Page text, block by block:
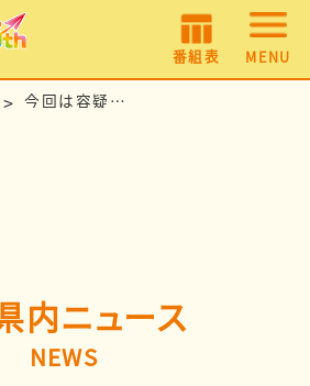
番組表 MENU
今回は容疑否認 「中学生の義理の娘」に不同意わいせつの疑いで30代父親を再逮捕
内ニュース
NEWS